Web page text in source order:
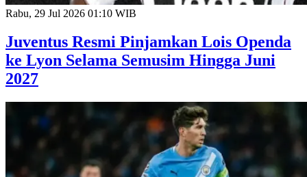
Rabu, 29 Jul 2026 01:10 WIB
Juventus Resmi Pinjamkan Lois Openda
ke Lyon Selama Semusim Hingga Juni
2027